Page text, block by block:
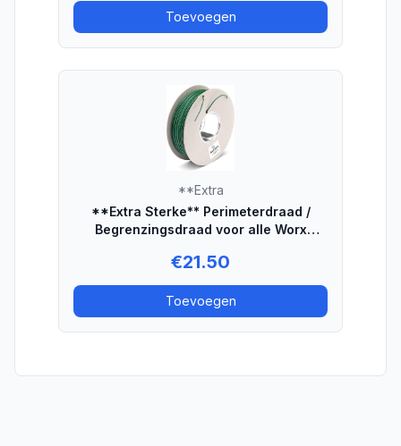
Toevoegen
**Extra
**Extra Sterke** Perimeterdraad /
Begrenzingsdraad voor alle Worx
€21.50
Toevoegen